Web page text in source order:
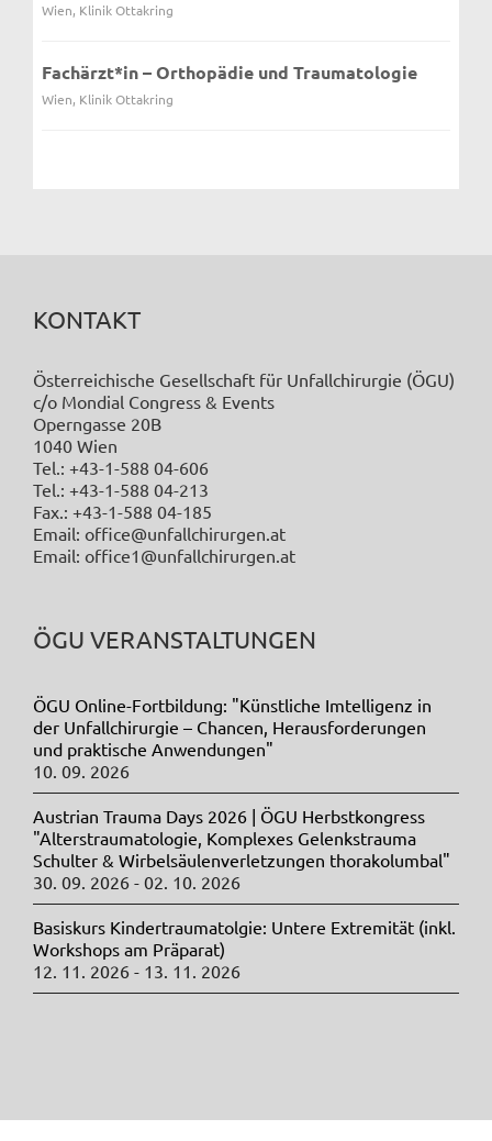
Wien, Klinik Ottakring
Fachärzt*in – Orthopädie und Traumatologie
Wien, Klinik Ottakring
KONTAKT
Österreichische Gesellschaft für Unfallchirurgie (ÖGU)
c/o Mondial Congress & Events
Operngasse 20B
1040 Wien
Tel.: +43-1-588 04-606
Tel.: +43-1-588 04-213
Fax.: +43-1-588 04-185
Email: office@unfallchirurgen.at
Email: office1@unfallchirurgen.at
ÖGU VERANSTALTUNGEN
ÖGU Online-Fortbildung: "Künstliche Imtelligenz in
der Unfallchirurgie – Chancen, Herausforderungen
und praktische Anwendungen"
10. 09. 2026
Austrian Trauma Days 2026 | ÖGU Herbstkongress
"Alterstraumatologie, Komplexes Gelenkstrauma
Schulter & Wirbelsäulenverletzungen thorakolumbal"
30. 09. 2026 - 02. 10. 2026
Basiskurs Kindertraumatolgie: Untere Extremität (inkl.
Workshops am Präparat)
12. 11. 2026 - 13. 11. 2026